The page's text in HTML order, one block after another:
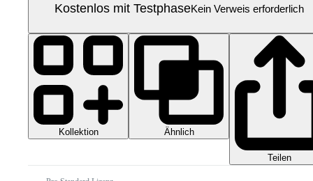
Kostenlos mit TestphaseKein Verweis erforderlich
Kollektion Ähnlich
Teilen